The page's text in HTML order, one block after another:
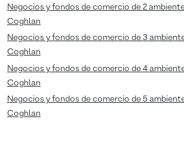
Negocios y fondos de comercio de 2
Coghlan
Negocios y fondos de comercio de 3
Coghlan
Negocios y fondos de comercio de 4
Coghlan
Negocios y fondos de comercio de 5
Coghlan